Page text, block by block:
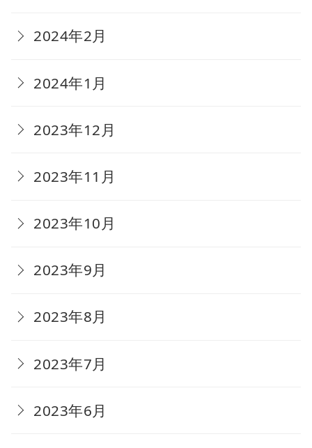
2024年2月
2024年1月
2023年12月
2023年11月
2023年10月
2023年9月
2023年8月
2023年7月
2023年6月